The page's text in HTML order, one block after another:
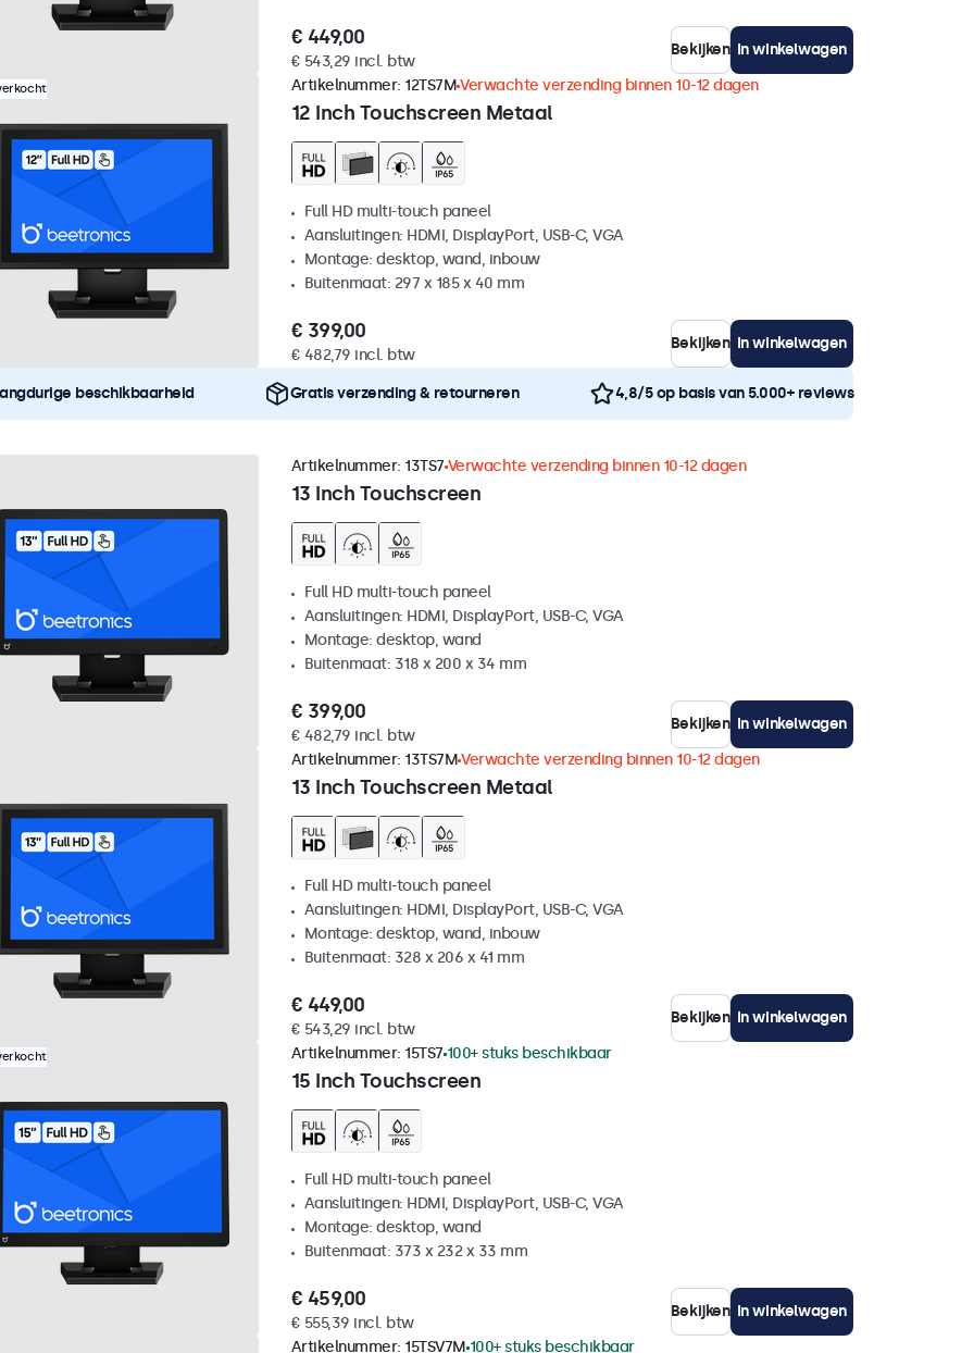
€ 449,00
€ 543,29 incl. btw
Bekijken In winkelwagen
12 Inch Touchscreen Metaal
Artikelnummer: 12TS7MVerwachte verzending binnen 10-12 dagen
Full HD multi-touch paneel
Aansluitingen: HDMI, DisplayPort, USB-C, VGA
Montage: desktop, wand, inbouw
Buitenmaat: 297 x 185 x 40 mm
€ 399,00
€ 482,79 incl. btw
Bekijken In winkelwagen
beschikbaarheid Gratis verzending & retourneren 4,8/5 op basis van 5.000+ reviews
13 Inch Touchscreen
Artikelnummer: 13TS7 Verwachte verzending binnen 10-12 dagen
Full HD multi-touch paneel
Aansluitingen: HDMI, DisplayPort, USB-C, VGA
Montage: desktop, wand
Buitenmaat: 318 x 200 x 34 mm
€ 399,00
€ 482,79 incl. btw
Bekijken In winkelwagen
13 Inch Touchscreen Metaal
Artikelnummer: 13TS7MVerwachte verzending binnen 10-12 dagen
Full HD multi-touch paneel
Aansluitingen: HDMI, DisplayPort, USB-C, VGA
Montage: desktop, wand, inbouw
Buitenmaat: 328 x 206 x 41 mm
€ 449,00
€ 543,29 incl. btw
Bekijken In winkelwagen
15 Inch Touchscreen
Artikelnummer: 15TS7 100+ stuks beschikbaar
Full HD multi-touch paneel
Aansluitingen: HDMI, DisplayPort, USB-C, VGA
Montage: desktop, wand
Buitenmaat: 373 x 232 x 33 mm
€ 459,00
€ 555,39 incl. btw
Bekijken In winkelwagen
Artikelnummer: 15TSV7M 100+ stuks beschikbaar